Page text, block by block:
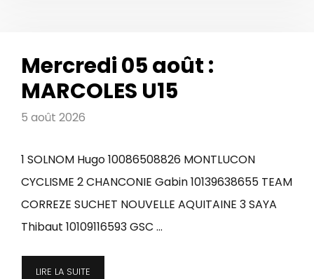
Mercredi 05 août :
MARCOLES U15
5 août 2026
1 SOLNOM Hugo 10086508826 MONTLUCON
CYCLISME 2 CHANCONIE Gabin 10139638655 TEAM
CORREZE SUCHET NOUVELLE AQUITAINE 3 SAYA
Thibaut 10109116593 GSC …
LIRE LA SUITE